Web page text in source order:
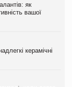
як
вашої
керамічні